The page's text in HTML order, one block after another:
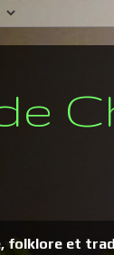
folklore et